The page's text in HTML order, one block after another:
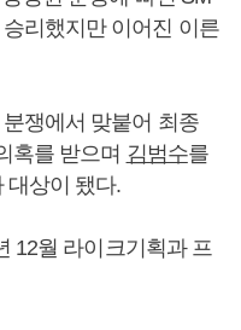
리했지만 이어진 이른
쟁에서 맞붙어 최종
혹를 받으며 김범수를
대상이 됐다.
12월 라이크기획과 프